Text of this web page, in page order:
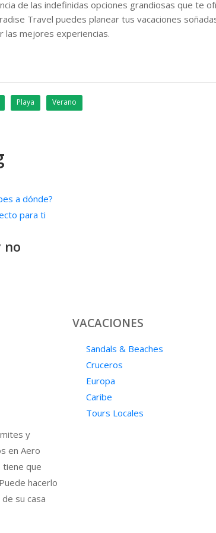
de las indefinidas opciones grandiosas que te
Travel puedes planear tus vacaciones
las mejores experiencias.
Playa Verano
no
y
en Aero
tiene que
hacerlo
su casa
VACACIONES
Sandals & Beaches
Cruceros
Europa
Caribe
Tours Locales